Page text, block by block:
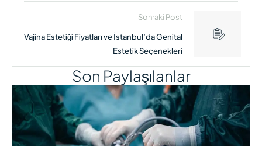
Sonraki Post
Vajina Estetiği Fiyatları ve İstanbul’da Genital
Estetik Seçenekleri
Son Paylaşılanlar